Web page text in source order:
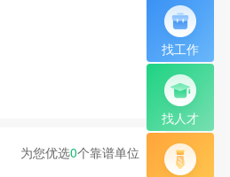
找工作
找人才
为您优选0个靠谱单位